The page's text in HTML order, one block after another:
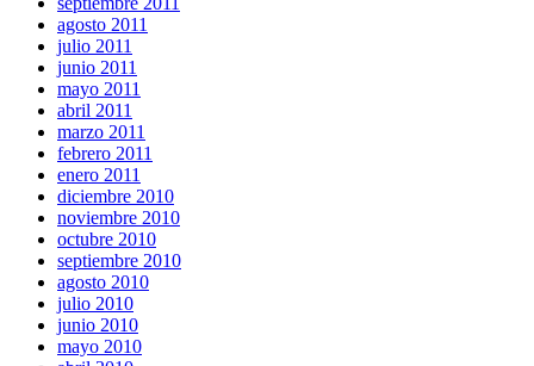
agosto 2011
julio 2011
junio 2011
mayo 2011
abril 2011
marzo 2011
febrero 2011
enero 2011
diciembre 2010
noviembre 2010
octubre 2010
septiembre 2010
agosto 2010
julio 2010
junio 2010
mayo 2010